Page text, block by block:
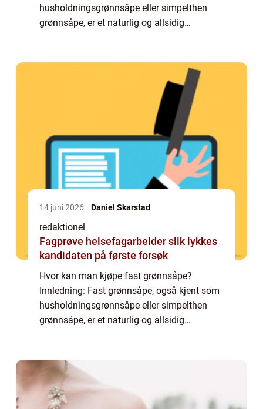
husholdningsgrønnsåpe eller simpelthen
grønnsåpe, er et naturlig og allsidig
14 juni 2026 Daniel Skarstad
redaktionel
Fagprøve helsefagarbeider slik lykkes
kandidaten på første forsøk
Hvor kan man kjøpe fast grønnsåpe?
Innledning: Fast grønnsåpe, også kjent som
husholdningsgrønnsåpe eller simpelthen
grønnsåpe, er et naturlig og allsidig
det gje...